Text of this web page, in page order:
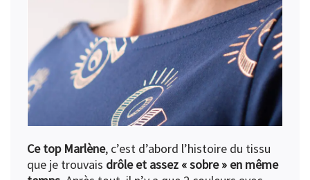
Ce top Marlène, c’est d’abord l’histoire du tissu
que je trouvais drôle et assez « sobre » en même